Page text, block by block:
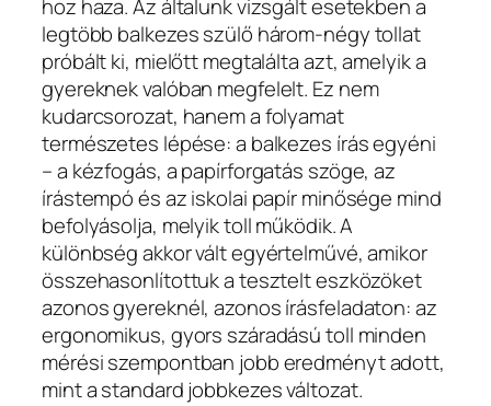
hoz haza. Az általunk vizsgált esetekben a
legtöbb balkezes szülő három-négy tollat
próbált ki, mielőtt megtalálta azt, amelyik a
gyereknek valóban megfelelt. Ez nem
kudarcsorozat, hanem a folyamat
természetes lépése: a balkezes írás egyéni
– a kézfogás, a papírforgatás szöge, az
írástempó és az iskolai papír minősége mind
befolyásolja, melyik toll működik. A
különbség akkor vált egyértelművé, amikor
összehasonlítottuk a tesztelt eszközöket
azonos gyereknél, azonos írásfeladaton: az
ergonomikus, gyors száradású toll minden
mérési szempontban jobb eredményt adott,
mint a standard jobbkezes változat.